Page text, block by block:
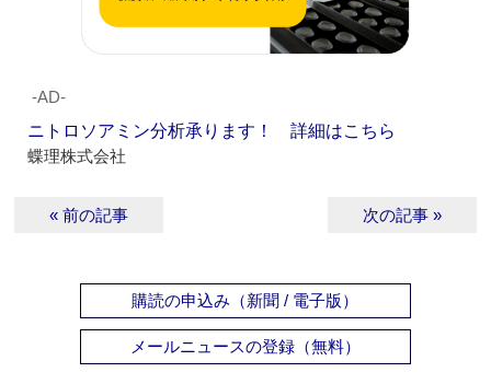
‐AD‐
ニトロソアミン分析承ります！ 詳細はこちら
蝶理株式会社
« 前の記事 次の記事 »
購読の申込み（新聞 / 電子版）
メールニュースの登録（無料）